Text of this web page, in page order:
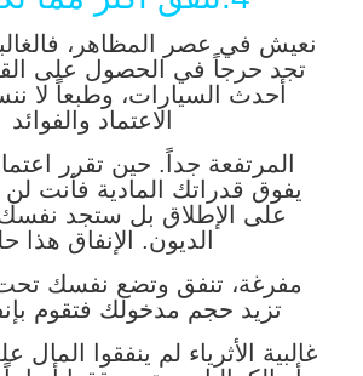
نعيش في عصر المظاهر،
تجد حرجاً في الحصول على
أحدث السيارات، وطبعاً لا
الاعتماد والفوائد
المرتفعة جداً. حين تقرر
يفوق قدراتك المادية فأنت لن
على الإطلاق بل ستجد
الديون. الإنفاق هذا
مفرغة، تنفق وتضع نفسك تحت
تزيد حجم مدخولك فتقوم
غالبية الأثرياء لم ينفقوا